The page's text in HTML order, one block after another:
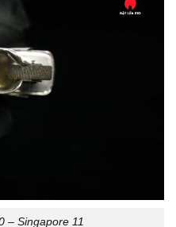
– Singapore 11